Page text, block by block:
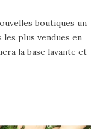
boutiques un
les plus vendues en
la base lavante et